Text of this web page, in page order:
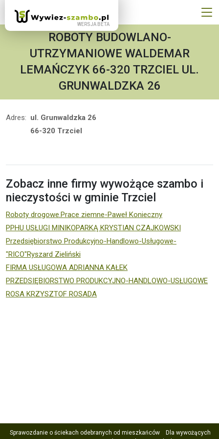
ROBOTY BUDOWLANO-
UTRZYMANIOWE WALDEMAR
LEMAŃCZYK 66-320 TRZCIEL UL.
GRUNWALDZKA 26
Adres: ul. Grunwaldzka 26
66-320 Trzciel
Zobacz inne firmy wywożące szambo i
nieczystości w gminie Trzciel
Roboty drogowe.Prace ziemne-Paweł Konieczny
PPHU USŁUGI MINIKOPARKĄ KRYSTIAN CZAJKOWSKI
Przedsiębiorstwo Produkcyjno-Handlowo-Usługowe-
"RICO"Ryszard Zieliński
FIRMA USŁUGOWA ADRIANNA KAŁEK
PRZEDSIĘBIORSTWO PRODUKCYJNO-HANDLOWO-USŁUGOWE
ROSA KRZYSZTOF ROSADA
Sprawozdanie o ściekach odebranych od mieszkańców
Dla wywożących